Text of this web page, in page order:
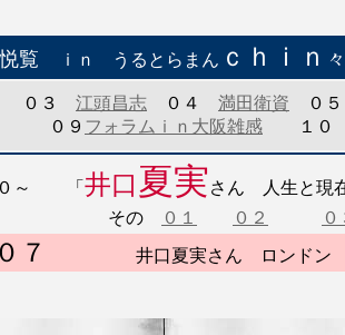
悦覧 ｉｎ うるとらまん ｃｈｉｎ
３ 江頭昌志 ０４ 満田衛資 ０
０９ フォラムｉｎ大阪雑感 １０
０～ 「 井口夏実 さん 人生
の ０１ ０２ ０
７
井口夏実さん ロンドン ア